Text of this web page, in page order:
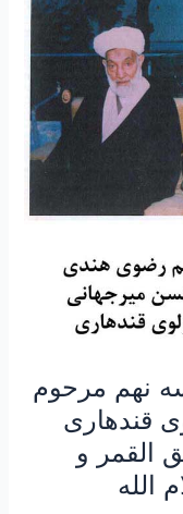
نهم مرحوم
قندهاری
القمر و
الله